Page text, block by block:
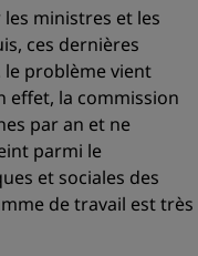
ministres et les
ces dernières
le problème vient
effet, la commission
par an et ne
parmi le
et sociales des
de travail est très